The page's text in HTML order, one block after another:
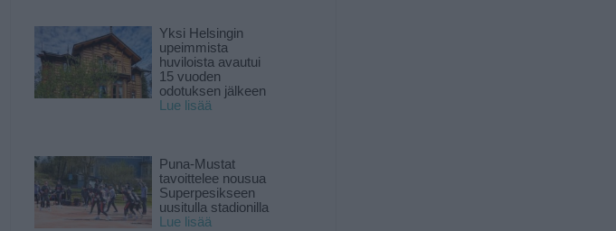
Yksi Helsingin
upeimmista
huviloista avautui
15 vuoden
odotuksen jälkeen
Lue lisää
Puna-Mustat
tavoittelee nousua
Superpesikseen
uusitulla stadionilla
Lue lisää